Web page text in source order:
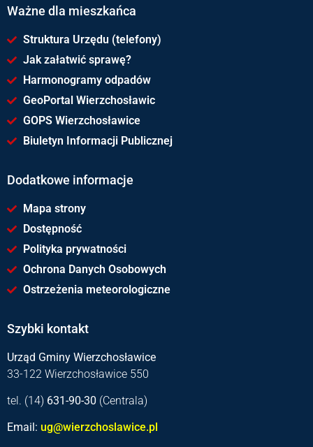
Ważne dla mieszkańca
Struktura Urzędu (telefony)
Jak załatwić sprawę?
Harmonogramy odpadów
GeoPortal Wierzchosławic
GOPS Wierzchosławice
Biuletyn Informacji Publicznej
Dodatkowe informacje
Mapa strony
Dostępność
Polityka prywatności
Ochrona Danych Osobowych
Ostrzeżenia meteorologiczne
Szybki kontakt
Urząd Gminy Wierzchosławice
33-122 Wierzchosławice 550
tel. (14) 631-90-30 (Centrala)
Email: ug@wierzchoslawice.pl